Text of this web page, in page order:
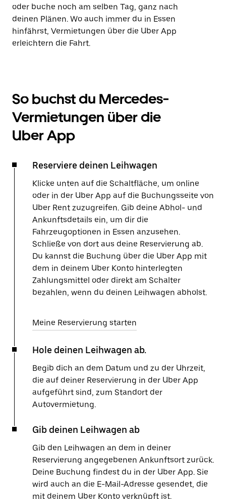
oder buche noch am selben Tag, ganz nach
deinen Plänen. Wo auch immer du in Essen
hinfährst, Vermietungen über die Uber App
erleichtern die Fahrt.
So buchst du Mercedes-
Vermietungen über die
Uber App
Reserviere deinen Leihwagen
Klicke unten auf die Schaltfläche, um online
oder in der Uber App auf die Buchungsseite von
Uber Rent zuzugreifen. Gib deine Abhol- und
Ankunftsdetails ein, um dir die
Fahrzeugoptionen in Essen anzusehen.
Schließe von dort aus deine Reservierung ab.
Du kannst die Buchung über die Uber App mit
dem in deinem Uber Konto hinterlegten
Zahlungsmittel oder direkt am Schalter
bezahlen, wenn du deinen Leihwagen abholst.
Meine Reservierung starten
Hole deinen Leihwagen ab.
Begib dich an dem Datum und zu der Uhrzeit,
die auf deiner Reservierung in der Uber App
aufgeführt sind, zum Standort der
Autovermietung.
Gib deinen Leihwagen ab
Gib den Leihwagen an dem in deiner
Reservierung angegebenen Ankunftsort zurück.
Deine Buchung findest du in der Uber App. Sie
wird auch an die E-Mail-Adresse gesendet, die
mit deinem Uber Konto verknüpft ist.